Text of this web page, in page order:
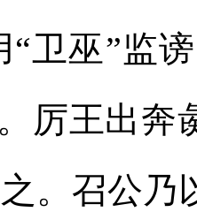
“卫巫”监
厉王出奔
。召公乃